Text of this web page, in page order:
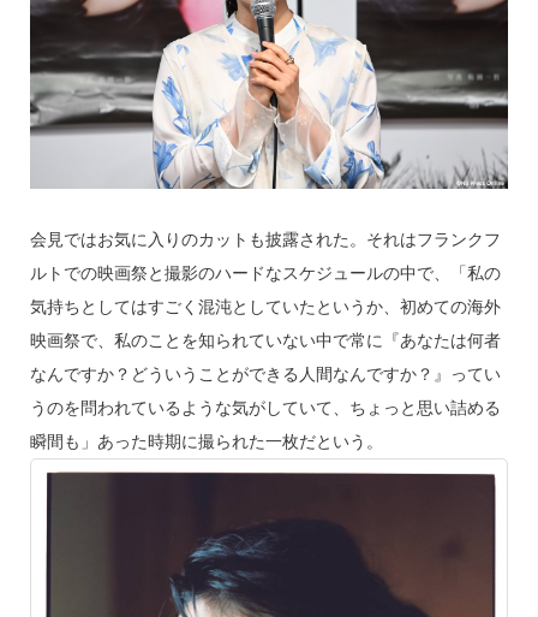
会見ではお気に入りのカットも披露された。それはフランクフ
ルトでの映画祭と撮影のハードなスケジュールの中で、「私の
気持ちとしてはすごく混沌としていたというか、初めての海外
映画祭で、私のことを知られていない中で常に『あなたは何者
なんですか？どういうことができる人間なんですか？』ってい
うのを問われているような気がしていて、ちょっと思い詰める
瞬間も」あった時期に撮られた一枚だという。